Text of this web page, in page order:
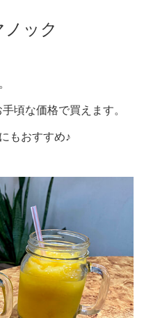
ック
。
頃な価格で買えます。
もおすすめ♪